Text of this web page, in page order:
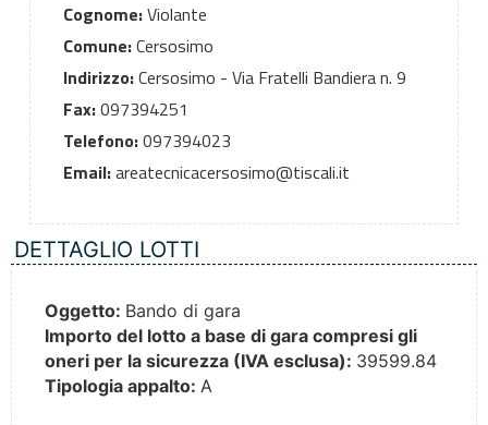
Cognome:Violante
Comune:Cersosimo
Indirizzo:Cersosimo - Via Fratelli Bandiera n. 9
Fax:097394251
Telefono:097394023
Email:areatecnicacersosimo@tiscali.it
DETTAGLIO LOTTI
Oggetto: Bando di gara
Importo del lotto a base di gara compresi gli
oneri per la sicurezza (IVA esclusa): 39599.84
Tipologia appalto: A